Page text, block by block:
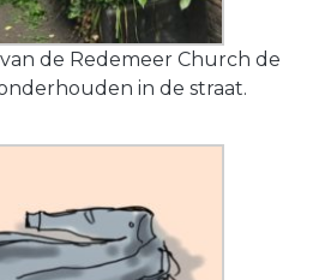
de Redemeer Church de
in de straat.